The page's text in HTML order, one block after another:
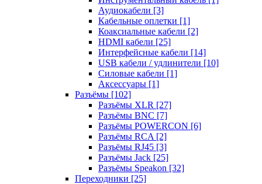
Аудиокабели [3]
Кабельные оплетки [1]
Коаксиальные кабели [2]
HDMI кабели [25]
Интерфейсные кабели [14]
USB кабели / удлинители [10]
Силовые кабели [1]
Аксессуары [1]
Разъёмы [102]
Разъёмы XLR [27]
Разъёмы BNC [7]
Разъёмы POWERCON [6]
Разъёмы RCA [2]
Разъёмы RJ45 [3]
Разъёмы Jack [25]
Разъёмы Speakon [32]
Переходники [25]